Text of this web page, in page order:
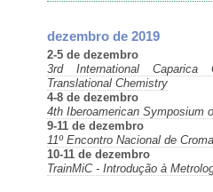
dezembro de 2019
2-5 de dezembro
3rd International Caparica
Translational Chemistry
4-8 de dezembro
4th Iberoamerican Symposium
9-11 de dezembro
11º Encontro Nacional de
10-11 de dezembro
TrainMiC - Introdução à